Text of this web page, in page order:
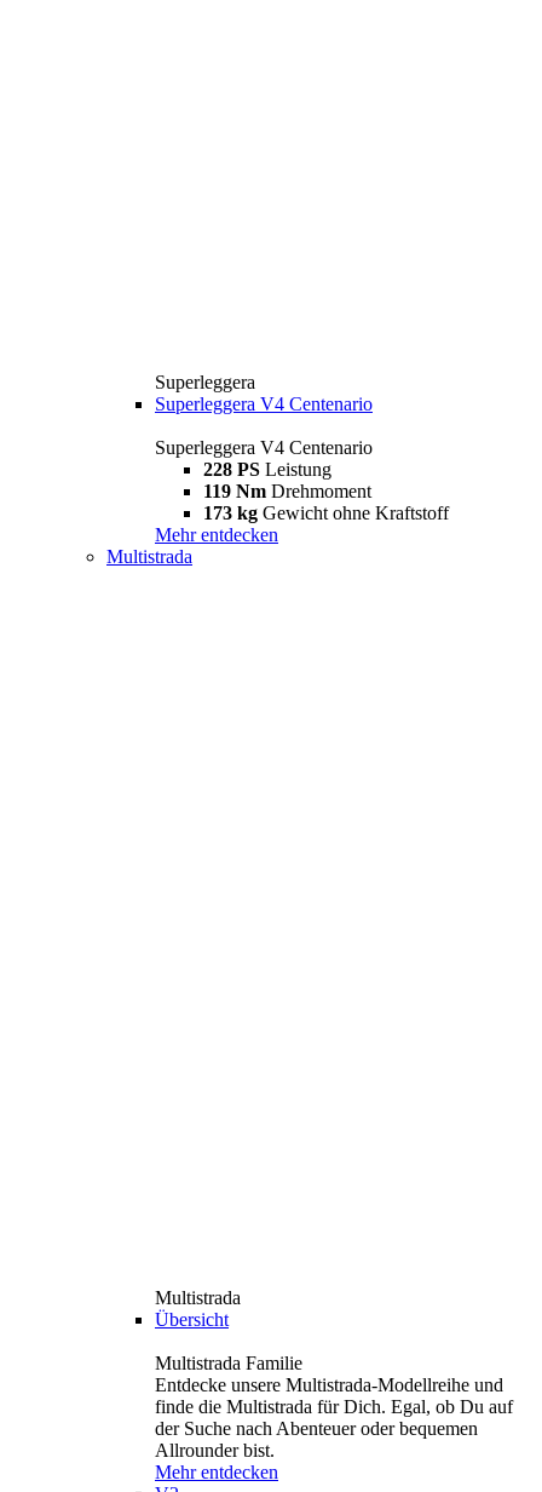
Superleggera
Superleggera V4 Centenario
Superleggera V4 Centenario
228 PS Leistung
119 Nm Drehmoment
173 kg Gewicht ohne Kraftstoff
Mehr entdecken
Multistrada
Multistrada
Übersicht
Multistrada Familie
Entdecke unsere Multistrada-Modellreihe und
finde die Multistrada für Dich. Egal, ob Du auf
der Suche nach Abenteuer oder bequemen
Allrounder bist.
Mehr entdecken